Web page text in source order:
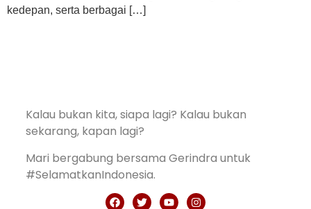
kedepan, serta berbagai […]
Kalau bukan kita, siapa lagi? Kalau bukan
sekarang, kapan lagi?
Mari bergabung bersama Gerindra untuk
#SelamatkanIndonesia.